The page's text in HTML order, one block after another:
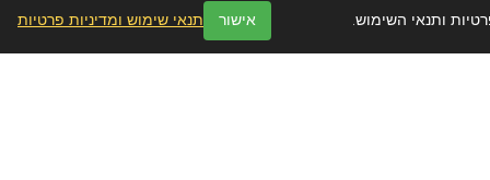
המשתמשים במהלך
אישור תנאי שימוש ומדיניות פרטיות